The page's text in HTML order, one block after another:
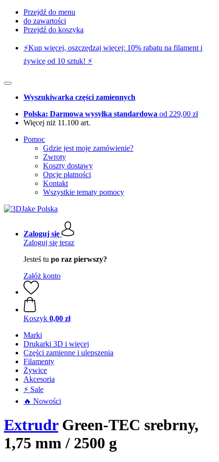
Przejdź do menu
do zawartości
Przejdź do koszyka
⚡️Kup więcej, oszczędzaj więcej: 10% rabatu na filament i
żywicę od 10 sztuk! ⚡️
Wyszukiwarka części zamiennych
Polska: Darmowa wysyłka standardowa od 229,00 zł
Więcej niż 11.100 art.
Pomoc
Gdzie jest moje zamówienie?
Zwroty
Koszty dostawy
Opcje płatności
Kontakt
Wszystkie tematy pomocy
Zaloguj się
Zaloguj się teraz
Jesteś tu po raz pierwszy?
Załóż konto
Koszyk 0,00 zł
Marki
Drukarki 3D i więcej
Części zamienne i ulepszenia
Filamenty
Żywice
Akcesoria
⚡ Sale
🔥 Nowości
ExtrudrGreen-TEC srebrny,
1,75 mm / 2500 g